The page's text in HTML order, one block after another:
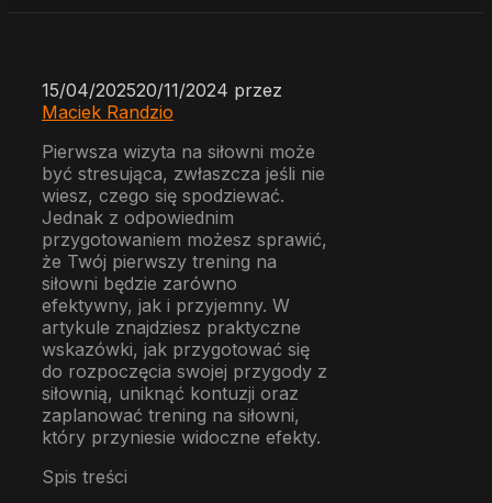
15/04/202520/11/2024 przez
Maciek Randzio
Pierwsza wizyta na siłowni może
być stresująca, zwłaszcza jeśli nie
wiesz, czego się spodziewać.
Jednak z odpowiednim
przygotowaniem możesz sprawić,
że Twój pierwszy trening na
siłowni będzie zarówno
efektywny, jak i przyjemny. W
artykule znajdziesz praktyczne
wskazówki, jak przygotować się
do rozpoczęcia swojej przygody z
siłownią, uniknąć kontuzji oraz
zaplanować trening na siłowni,
który przyniesie widoczne efekty.
Spis treści